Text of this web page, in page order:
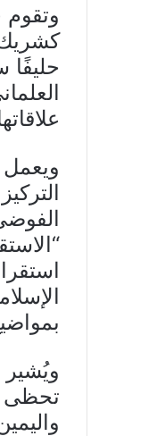
وتقوم
كشريك
حليفًا
ويعمل
ويُشير
تحظى